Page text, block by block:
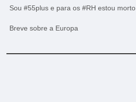
Sou #55plus e para os #RH estou morto
Breve sobre a Europa